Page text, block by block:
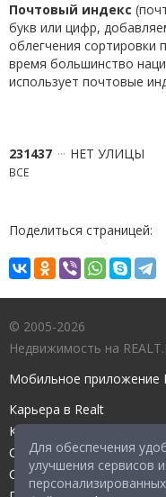
Для обеспечения
улучшения сервисов
Почтовый индекс
букв или цифр,
облегчения сортировки
время большинство
использует почтовые
231437 НЕТ УЛИЦЫ
ВСЕ
Поделиться страницей:
© 2005-2026
Недвижимость на
Мобильное приложение
Карьера в Realt
Контакты редакции
Справочный центр
Служба поддержки